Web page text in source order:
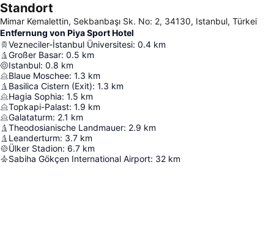
Standort
Mimar Kemalettin, Sekbanbaşı Sk. No: 2, 34130, Istanbul, Türkei
Entfernung von Piya Sport Hotel
Vezneciler-İstanbul Üniversitesi: 0.4 km
Großer Basar: 0.5 km
Istanbul: 0.8 km
Blaue Moschee: 1.3 km
Basilica Cistern (Exit): 1.3 km
Hagia Sophia: 1.5 km
Topkapi-Palast: 1.9 km
Galataturm: 2.1 km
Theodosianische Landmauer: 2.9 km
Leanderturm: 3.7 km
Ülker Stadion: 6.7 km
Sabiha Gökçen International Airport: 32 km